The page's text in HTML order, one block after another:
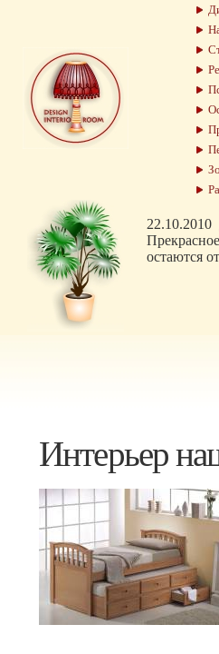
22.10.2010
остаются
Интерьер